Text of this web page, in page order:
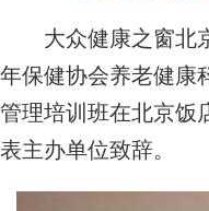
大众健康之窗北京
年保健协会养老健康
管理培训班在北京饭
表主办单位致辞。